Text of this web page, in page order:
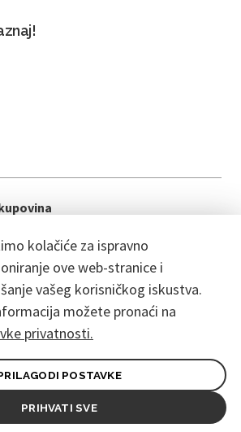
kolačiće za ispravno
ove web-stranice i
vašeg korisničkog iskustva.
možete pronaći na
privatnosti.
POSTAVKE
PRIHVATI SVE
podataka